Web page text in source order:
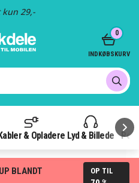
kun 29,-
Kabler & Opladere Lyd & Billede
0
INDKØBSKURV
BLANDT
OP TIL